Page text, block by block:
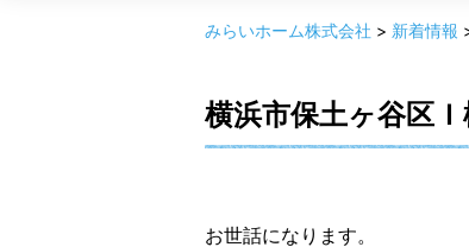
みらいホーム株式会社 > 新着情報
横浜市保土ヶ谷区
お世話になります。